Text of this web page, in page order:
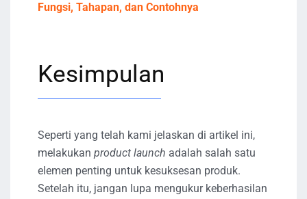
Fungsi, Tahapan, dan Contohnya
Kesimpulan
Seperti yang telah kami jelaskan di artikel ini,
melakukan product launch adalah salah satu
elemen penting untuk kesuksesan produk.
Setelah itu, jangan lupa mengukur keberhasilan